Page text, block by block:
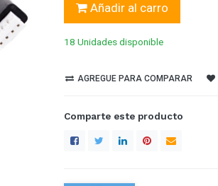
Añadir al carro
18 Unidadesdisponible
AGREGUE PARA COMPARAR
Comparte este producto